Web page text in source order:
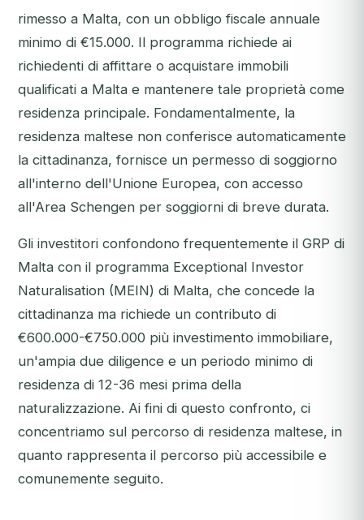
rimesso a Malta, con un obbligo fiscale annuale
minimo di €15.000. Il programma richiede ai
richiedenti di affittare o acquistare immobili
qualificati a Malta e mantenere tale proprietà come
residenza principale. Fondamentalmente, la
residenza maltese non conferisce automaticamente
la cittadinanza, fornisce un permesso di soggiorno
all'interno dell'Unione Europea, con accesso
all'Area Schengen per soggiorni di breve durata.
Gli investitori confondono frequentemente il GRP di
Malta con il programma Exceptional Investor
Naturalisation (MEIN) di Malta, che concede la
cittadinanza ma richiede un contributo di
€600.000-€750.000 più investimento immobiliare,
un'ampia due diligence e un periodo minimo di
residenza di 12-36 mesi prima della
naturalizzazione. Ai fini di questo confronto, ci
concentriamo sul percorso di residenza maltese, in
quanto rappresenta il percorso più accessibile e
comunemente seguito.